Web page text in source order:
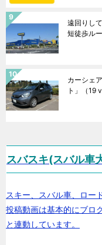
遠回りし
短徒歩ル
カーシェ
ト」
（19
スバスキ(スバル車
スキー、スバル車、ロー
投稿動画は基本的にブロ
と連動しています。